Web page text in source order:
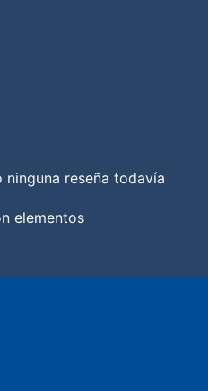
reseña todavía
elementos